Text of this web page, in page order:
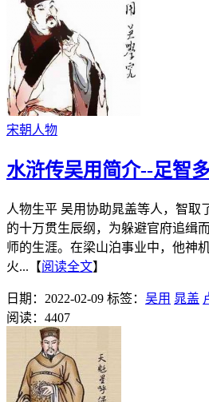
宋朝人物
水浒传吴用简介--足智
人物生平 吴用协助晁盖等人，智取
的十万贯生辰纲，为躲避官府追缉
师的生涯。在梁山泊事业中，他神
火...【阅读全文】
日期：2022-02-09 标签： 吴用 晁盖
阅读：4407